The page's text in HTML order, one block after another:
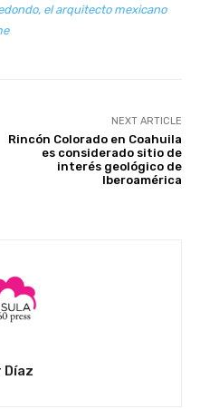
el arquitecto mexicano
NEXT ARTICLE
Rincón Colorado en Coahuila
es considerado sitio de
interés geológico de
Iberoamérica
Díaz